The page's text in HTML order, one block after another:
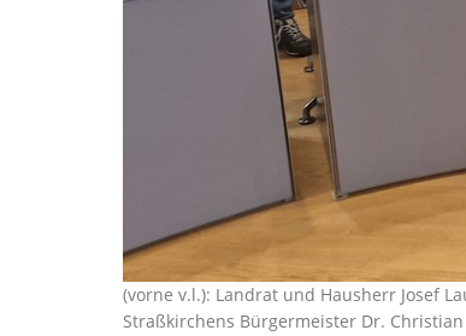
(vorne v.l.): Landrat und Hausherr Josef
Straßkirchens Bürgermeister Dr.